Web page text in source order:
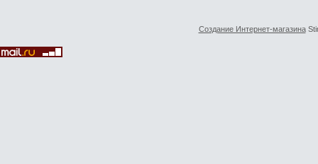
Создание Интернет-магазина